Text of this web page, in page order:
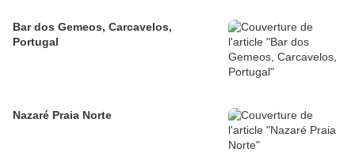
Bar dos Gemeos, Carcavelos,
Portugal
Nazaré Praia Norte